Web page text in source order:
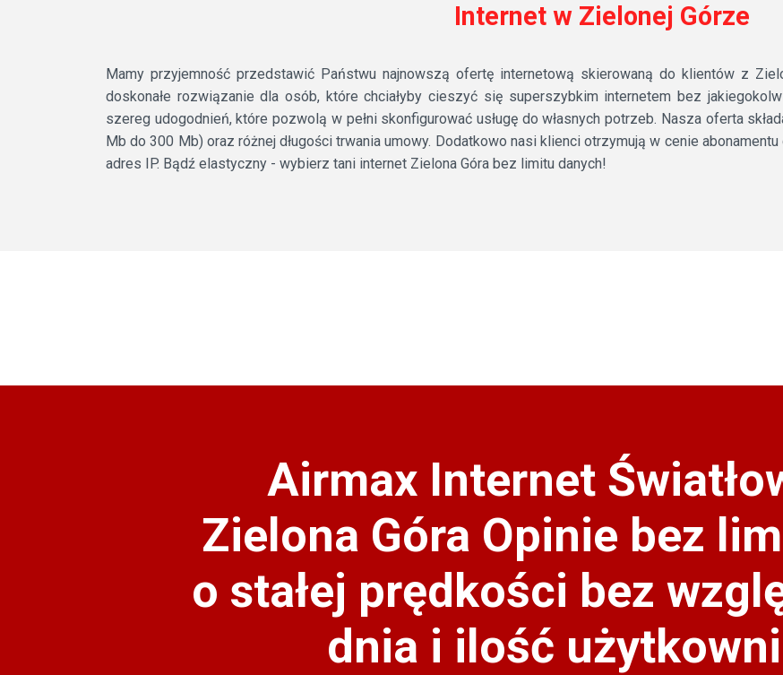
Internet w Zielonej Górze
Mamy przyjemność przedstawić Państwu najnowszą ofertę internetową skierowaną do klientów z
doskonałe rozwiązanie dla osób, które chciałyby cieszyć się superszybkim internetem bez
szereg udogodnień, które pozwolą w pełni skonfigurować usługę do własnych potrzeb. Nasza oferta
Mb do 300 Mb) oraz różnej długości trwania umowy. Dodatkowo nasi klienci otrzymują w cenie
adres IP. Bądź elastyczny - wybierz tani internet Zielona Góra bez limitu danych!
Airmax Internet
Zielona Góra Opinie bez
o stałej prędkości bez
dnia i ilość